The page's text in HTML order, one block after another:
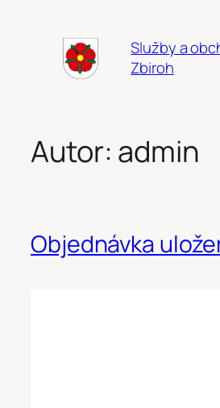
Služby a
Zbiroh
Autor: admin
Objednávka